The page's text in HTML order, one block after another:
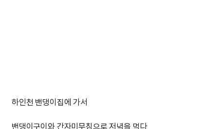
하인천 밴댕이집에 가서
밴댕이구이와 간자미무침으로 저녁을 먹다